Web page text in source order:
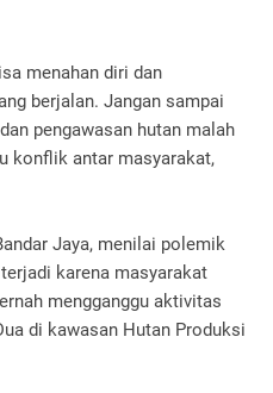
menahan diri dan
berjalan. Jangan sampai
pengawasan hutan malah
konflik antar masyarakat,
Jaya, menilai polemik
karena masyarakat
mengganggu aktivitas
di kawasan Hutan Produksi